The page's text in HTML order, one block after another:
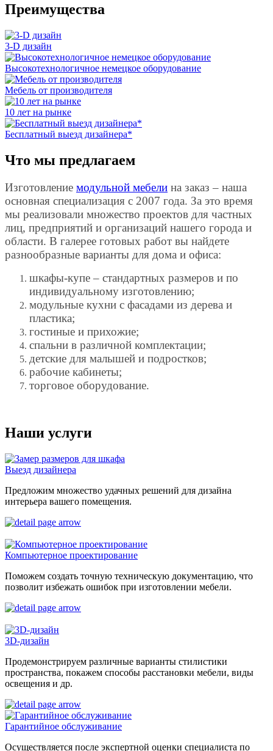
Преимущества
3-D дизайн
Высокотехнологичное немецкое оборудование
Мебель от производителя
10 лет на рынке
Бесплатный выезд дизайнера*
Что мы предлагаем
Изготовление модульной мебели на заказ – наша
основная специализация с 2007 года. За это время
мы реализовали множество проектов для частных
лиц, предприятий и организаций нашего города и
области. В галерее готовых работ вы найдете
разнообразные варианты для дома и офиса:
шкафы-купе – стандартных размеров и по
индивидуальному изготовлению;
модульные кухни с фасадами из дерева и
пластика;
гостиные и прихожие;
спальни в различной комплектации;
детские для малышей и подростков;
рабочие кабинеты;
торговое оборудование.
Наши услуги
Выезд дизайнера
Предложим множество удачных решений для дизайна
интерьера вашего помещения.
Компьютерное проектирование
Поможем создать точную техническую документацию, что
позволит избежать ошибок при изготовлении мебели.
3D-дизайн
Продемонстрируем различные варианты стилистики
пространства, покажем способы расстановки мебели, виды
освещения и др.
Гарантийное обслуживание
Осуществляется после экспертной оценки специалиста по